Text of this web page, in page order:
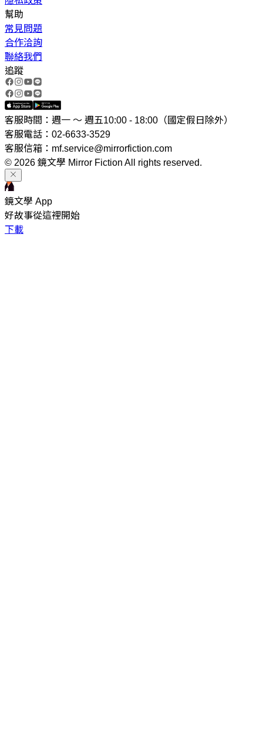
幫助
常見問題
合作洽詢
聯絡我們
追蹤
客服時間：週一 ～ 週五10:00 - 18:00（國定假日除外）
客服電話：02-6633-3529
客服信箱：mf.service@mirrorfiction.com
© 2026 鏡文學 Mirror Fiction All rights reserved.
鏡文學 App
好故事從這裡開始
下載